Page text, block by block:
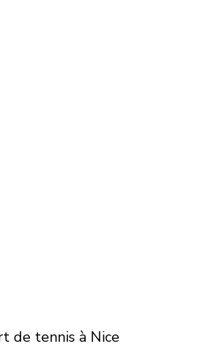
de tennis à Nice